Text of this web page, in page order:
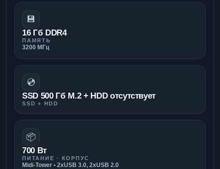
💾
16 Гб DDR4
ПАМЯТЬ
3200 МГц
💿
SSD 500 Гб M.2 + HDD отсутствует
SSD + HDD
📦
700 Вт
ПИТАНИЕ · КОРПУС
Midi-Tower • 2xUSB 3.0, 2xUSB 2.0